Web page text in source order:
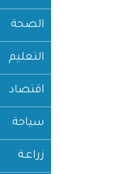
الصحة
التعليم
اقتصاد
سياحة
زراعـة